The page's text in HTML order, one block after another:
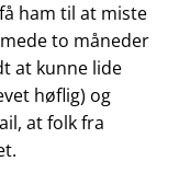
ham til at miste
to måneder
at kunne lide
høflig) og
at folk fra